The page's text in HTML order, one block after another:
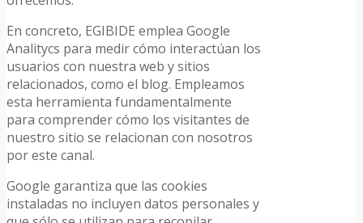
En concreto, EGIBIDE emplea Google
Analitycs para medir cómo interactúan los
usuarios con nuestra web y sitios
relacionados, como el blog. Empleamos
esta herramienta fundamentalmente
para comprender cómo los visitantes de
nuestro sitio se relacionan con nosotros
por este canal.
Google garantiza que las cookies
instaladas no incluyen datos personales y